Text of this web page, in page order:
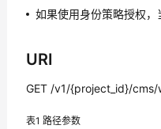
如果使用身份策略授权，
URI
GET /v1/{project_id}/
表1路径参数